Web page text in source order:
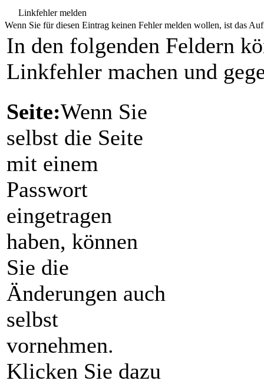
Linkfehler melden
Wenn Sie für diesen Eintrag keinen Fehler melden wollen, ist das
In den folgenden Feldern
Linkfehler machen und
Seite:Wenn Sie
selbst die Seite
mit einem
Passwort
eingetragen
haben, können
Sie die
Änderungen auch
selbst
vornehmen.
Klicken Sie dazu